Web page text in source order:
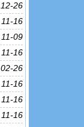
12-26
11-16
11-09
11-16
02-26
11-16
11-16
11-16